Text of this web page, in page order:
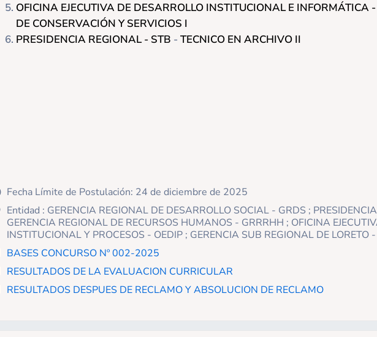
OFICINA EJECUTIVA DE DESARROLLO INSTITUCIONAL E INFORMÁTICA -
DE CONSERVACIÓN Y SERVICIOS I
PRESIDENCIA REGIONAL - STB - TECNICO EN ARCHIVO II
icon
Fecha Límite de Postulación: 24 de diciembre de 2025
icon
Entidad : GERENCIA REGIONAL DE DESARROLLO SOCIAL - GRDS ;
GERENCIA REGIONAL DE RECURSOS HUMANOS - GRRRHH ; OFICINA
INSTITUCIONAL Y PROCESOS - OEDIP ; GERENCIA SUB REGIONAL DE
icon
BASES CONCURSO Nº 002-2025
icon
RESULTADOS DE LA EVALUACION CURRICULAR
icon
RESULTADOS DESPUES DE RECLAMO Y ABSOLUCION DE RECLAMO